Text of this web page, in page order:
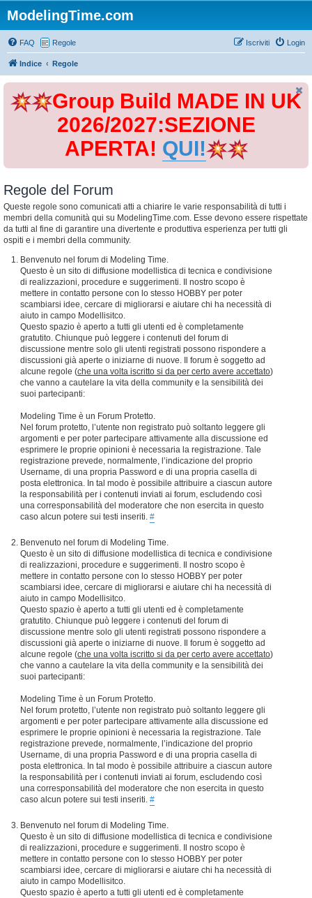
ModelingTime.com
FAQ Regole Login
Iscriviti
Indice Regole
Group Build MADE IN UK
2026/2027:SEZIONE
APERTA! QUI!
Regole del Forum
Queste regole sono comunicati atti a chiarire le varie responsabilità di tutti i
membri della comunità qui su ModelingTime.com. Esse devono essere rispettate
da tutti al fine di garantire una divertente e produttiva esperienza per tutti gli
ospiti e i membri della community.
Benvenuto nel forum di Modeling Time.
Questo è un sito di diffusione modellistica di tecnica e condivisione
di realizzazioni, procedure e suggerimenti. Il nostro scopo è
mettere in contatto persone con lo stesso HOBBY per poter
scambiarsi idee, cercare di migliorarsi e aiutare chi ha necessità di
aiuto in campo Modellisitco.
Questo spazio è aperto a tutti gli utenti ed è completamente
gratutito. Chiunque può leggere i contenuti del forum di
discussione mentre solo gli utenti registrati possono rispondere a
discussioni già aperte o iniziarne di nuove. Il forum è soggetto ad
alcune regole (che una volta iscritto si da per certo avere accettato)
che vanno a cautelare la vita della community e la sensibilità dei
suoi partecipanti:
Modeling Time è un Forum Protetto.
Nel forum protetto, l’utente non registrato può soltanto leggere gli
argomenti e per poter partecipare attivamente alla discussione ed
esprimere le proprie opinioni è necessaria la registrazione. Tale
registrazione prevede, normalmente, l’indicazione del proprio
Username, di una propria Password e di una propria casella di
posta elettronica. In tal modo è possibile attribuire a ciascun autore
la responsabilità per i contenuti inviati ai forum, escludendo così
una corresponsabilità del moderatore che non esercita in questo
caso alcun potere sui testi inseriti. #
Benvenuto nel forum di Modeling Time.
Questo è un sito di diffusione modellistica di tecnica e condivisione
di realizzazioni, procedure e suggerimenti. Il nostro scopo è
mettere in contatto persone con lo stesso HOBBY per poter
scambiarsi idee, cercare di migliorarsi e aiutare chi ha necessità di
aiuto in campo Modellisitco.
Questo spazio è aperto a tutti gli utenti ed è completamente
gratutito. Chiunque può leggere i contenuti del forum di
discussione mentre solo gli utenti registrati possono rispondere a
discussioni già aperte o iniziarne di nuove. Il forum è soggetto ad
alcune regole (che una volta iscritto si da per certo avere accettato)
che vanno a cautelare la vita della community e la sensibilità dei
suoi partecipanti:
Modeling Time è un Forum Protetto.
Nel forum protetto, l’utente non registrato può soltanto leggere gli
argomenti e per poter partecipare attivamente alla discussione ed
esprimere le proprie opinioni è necessaria la registrazione. Tale
registrazione prevede, normalmente, l’indicazione del proprio
Username, di una propria Password e di una propria casella di
posta elettronica. In tal modo è possibile attribuire a ciascun autore
la responsabilità per i contenuti inviati ai forum, escludendo così
una corresponsabilità del moderatore che non esercita in questo
caso alcun potere sui testi inseriti. #
Benvenuto nel forum di Modeling Time.
Questo è un sito di diffusione modellistica di tecnica e condivisione
di realizzazioni, procedure e suggerimenti. Il nostro scopo è
mettere in contatto persone con lo stesso HOBBY per poter
scambiarsi idee, cercare di migliorarsi e aiutare chi ha necessità di
aiuto in campo Modellisitco.
Questo spazio è aperto a tutti gli utenti ed è completamente